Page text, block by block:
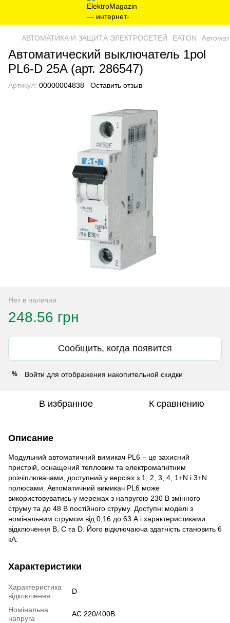
AВТОМАТИКА И ЗАЩИТА ЭЛЕКТРОСЕТЕЙ EATON
Автоматический выключатель 1pol
PL6-D 25A (арт. 286547)
Артикул: 00000004838 Оставить отзыв
Нет в наличии
248.56 грн
Сообщить, когда появится
% Войти для отображения накопительной скидки
В избранное К сравнению
Описание
Модульний автоматичний вимикач PL6 – це захисний
пристрій, оснащений тепловим та електромагнітним
розчіплювачами, доступний у версіях з 1, 2, 3, 4, 1+N і 3+N
полюсами. Автоматичний вимикач PL6 може
використовуватись у мережах з напругою 230 В змінного
струму та до 48 В постійного струму. Доступні моделі з
номінальним струмом від 0,16 до 63 А і характеристиками
відключення B, C та D. Його відключаюча здатність становить 6
кА.
Характеристики
Характеристика
відключення
D
Номінальна
напруга
AC 220/400B